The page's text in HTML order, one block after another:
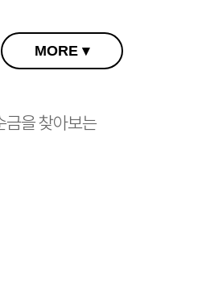
금을 찾아보는
MORE ▾